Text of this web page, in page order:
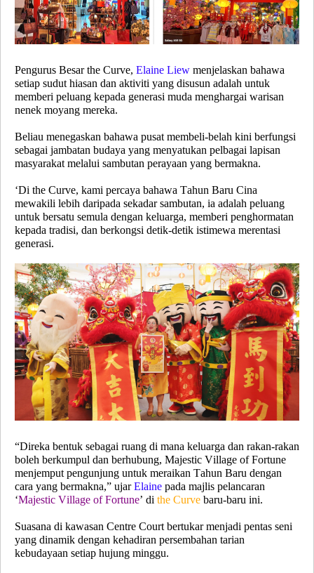
Pengurus Besar the Curve, Elaine Liew menjelaskan bahawa
setiap sudut hiasan dan aktiviti yang disusun adalah untuk
memberi peluang kepada generasi muda menghargai warisan
nenek moyang mereka.
Beliau menegaskan bahawa pusat membeli-belah kini berfungsi
sebagai jambatan budaya yang menyatukan pelbagai lapisan
masyarakat melalui sambutan perayaan yang bermakna.
‘Di the Curve, kami percaya bahawa Tahun Baru Cina
mewakili lebih daripada sekadar sambutan, ia adalah peluang
untuk bersatu semula dengan keluarga, memberi penghormatan
kepada tradisi, dan berkongsi detik-detik istimewa merentasi
generasi.
“Direka bentuk sebagai ruang di mana keluarga dan rakan-rakan
boleh berkumpul dan berhubung, Majestic Village of Fortune
menjemput pengunjung untuk meraikan Tahun Baru dengan
cara yang bermakna,” ujarElaine pada majlis pelancaran
‘Majestic Village of Fortune’ di the Curve baru-baru ini.
Suasana di kawasan Centre Court bertukar menjadi pentas seni
yang dinamik dengan kehadiran persembahan tarian
kebudayaan setiap hujung minggu.